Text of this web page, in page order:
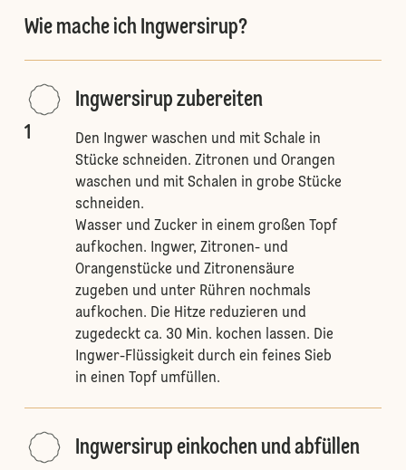
Wie mache ich Ingwersirup?
1
Ingwersirup zubereiten
Den Ingwer waschen und mit Schale in
Stücke schneiden. Zitronen und Orangen
waschen und mit Schalen in grobe Stücke
schneiden.
Wasser und Zucker in einem großen Topf
aufkochen. Ingwer, Zitronen- und
Orangenstücke und Zitronensäure
zugeben und unter Rühren nochmals
aufkochen. Die Hitze reduzieren und
zugedeckt ca. 30 Min. kochen lassen. Die
Ingwer-Flüssigkeit durch ein feines Sieb
in einen Topf umfüllen.
Ingwersirup einkochen und abfüllen